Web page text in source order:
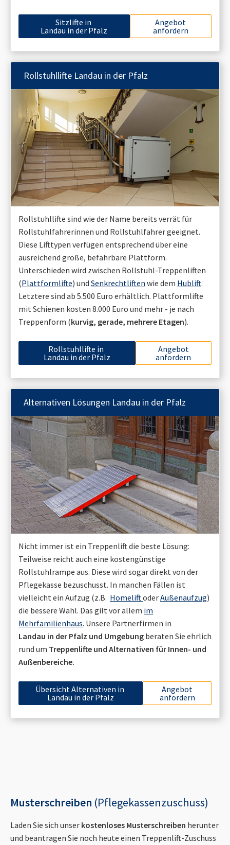
Sitzlifte in
Landau in der Pfalz
Angebot
anfordern
Rollstuhllifte Landau in der Pfalz
Rollstuhllifte sind wie der Name bereits verrät für
Rollstuhlfahrerinnen und Rollstuhlfahrer geeignet.
Diese Lifttypen verfügen entsprechend über eine
ausreichend große, befahrbare Plattform.
Unterschieden wird zwischen Rollstuhl-Treppenliften
(Plattformlifte) und Senkrechtliften wie dem Hublift.
Letztere sind ab 5.500 Euro erhältlich. Plattformlifte
mit Schienen kosten 8.000 Euro und mehr - je nach
Treppenform (kurvig, gerade, mehrere Etagen).
Rollstuhllifte in
Landau in der Pfalz
Angebot
anfordern
Alternativen Lösungen Landau in der Pfalz
Nicht immer ist ein Treppenlift die beste Lösung:
Teilweise reicht auch eine kostengünstige
Rollstuhlrampe aus. Diese wird sogar direkt von der
Pflegekasse bezuschusst. In manchen Fällen ist
vielleicht ein Aufzug (z.B. HomeliftoderAußenaufzug)
die bessere Wahl. Das gilt vor allem im
Mehrfamilienhaus. Unsere Partnerfirmen in
Landau in der Pfalz und Umgebung beraten Sie ehrlich
rund um Treppenlifte und Alternativen für Innen- und
Außenbereiche.
Übersicht Alternativen in
Landau in der Pfalz
Angebot
anfordern
Musterschreiben (Pflegekassenzuschuss)
Laden Sie sich unser kostenloses Musterschreiben herunter
und beantragen Sie noch heute einen Treppenlift-Zuschuss